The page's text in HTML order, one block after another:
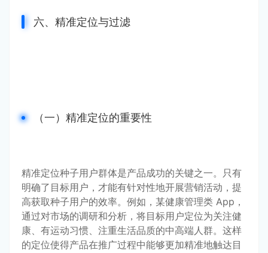
六、精准定位与过滤
（一）精准定位的重要性
精准定位种子用户群体是产品成功的关键之一。只有
明确了目标用户，才能有针对性地开展营销活动，提
高获取种子用户的效率。例如，某健康管理类 App，
通过对市场的调研和分析，将目标用户定位为关注健
康、有运动习惯、注重生活品质的中高端人群。这样
的定位使得产品在推广过程中能够更加精准地触达目